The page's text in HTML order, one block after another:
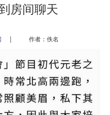
房间聊天
| 作者：佚名